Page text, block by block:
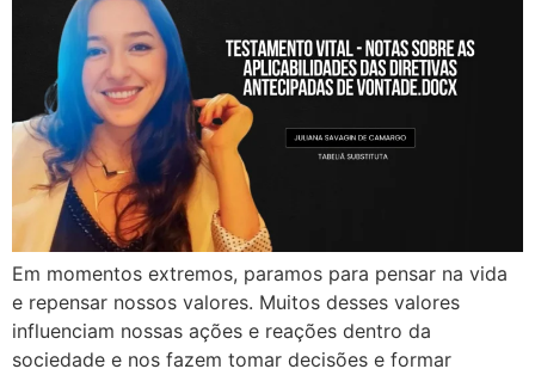
Em momentos extremos, paramos para pensar na vida
e repensar nossos valores. Muitos desses valores
influenciam nossas ações e reações dentro da
sociedade e nos fazem tomar decisões e formar